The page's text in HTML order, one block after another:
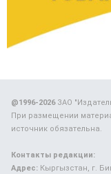
@1996-2026ЗАО
При размещении
источник обязательна.
Контакты редакции:
Адрес: Кыргызстан, г.